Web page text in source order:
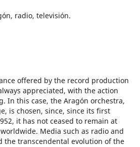
radio, televisión.
offered by the record production
appreciated, with the action
In this case, the Aragón orchestra,
is chosen, since, since its first
it has not ceased to remain at
Media such as radio and
the transcendental evolution of the